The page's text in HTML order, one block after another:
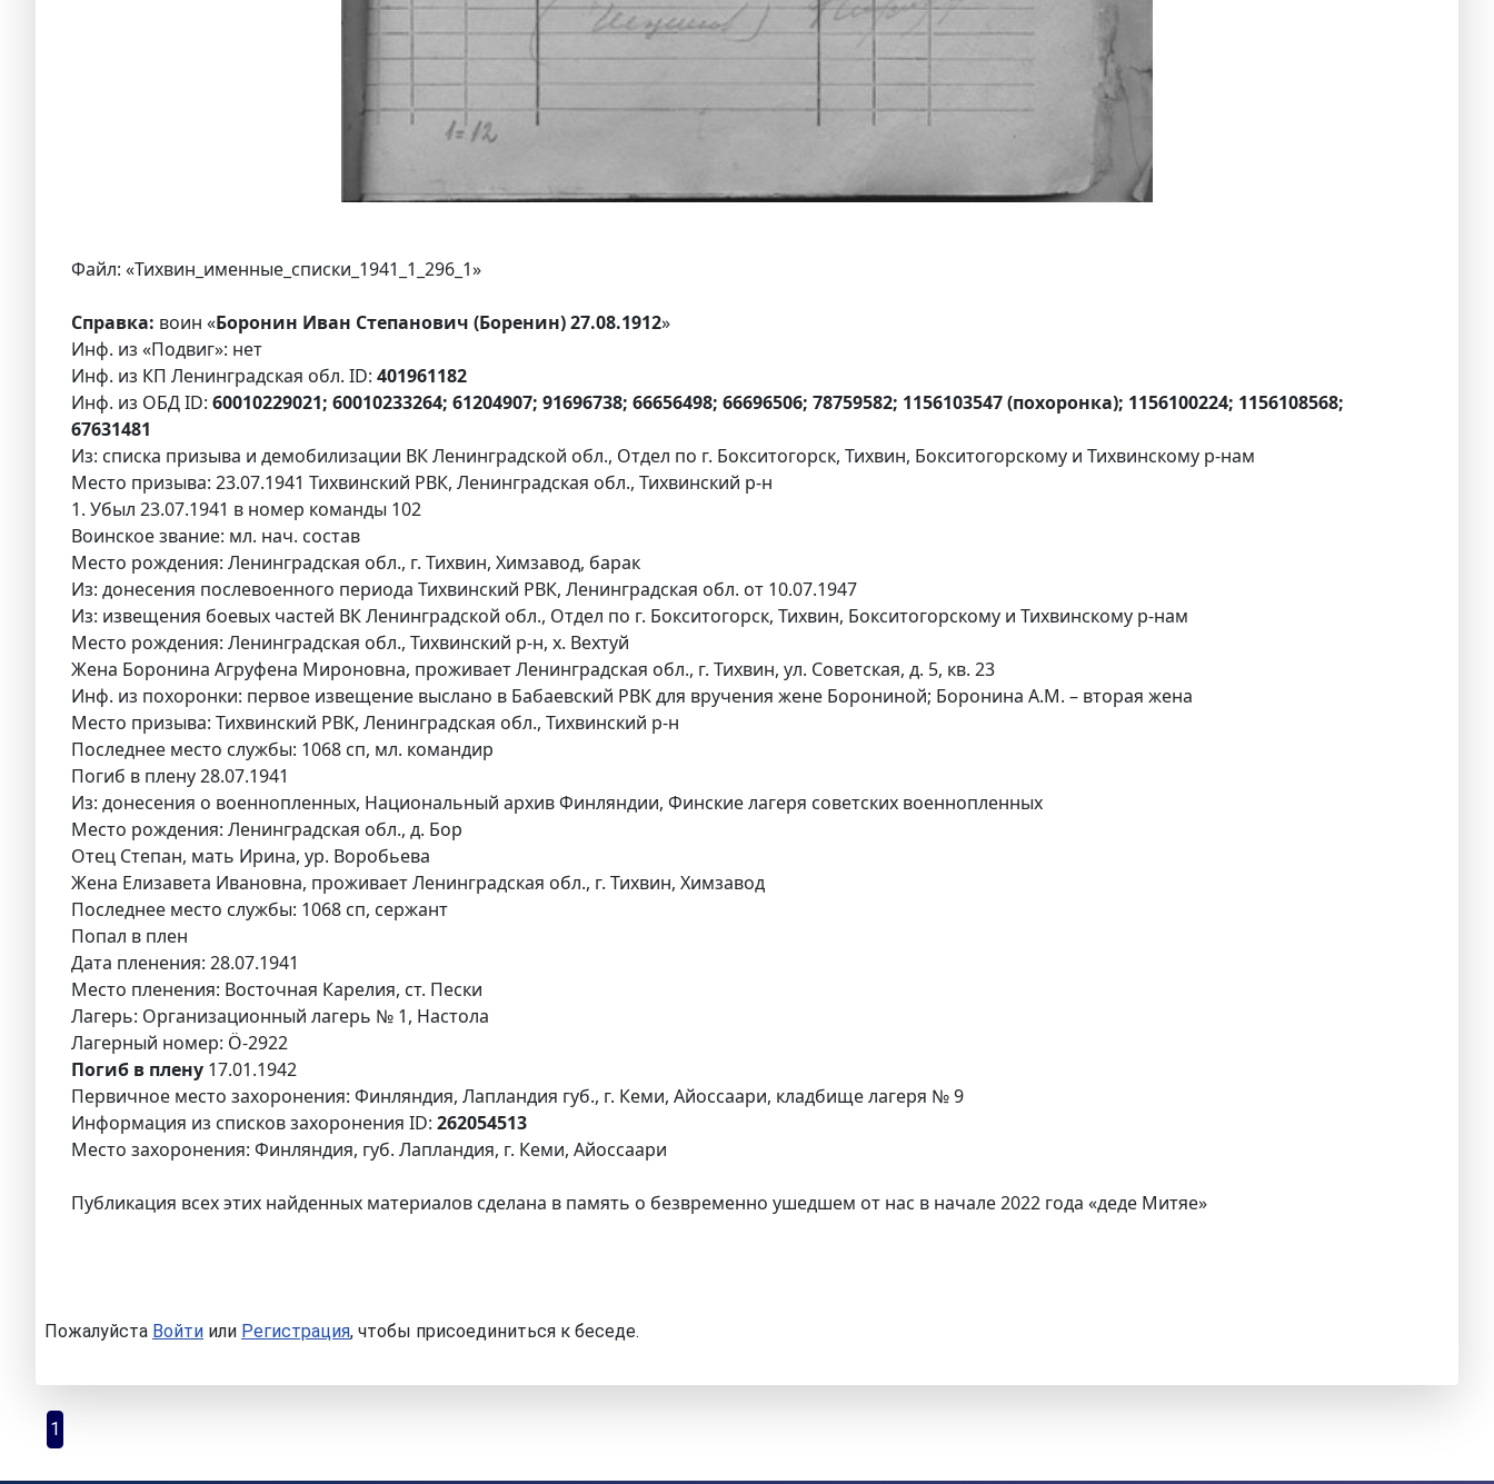
Файл: «Тихвин_именные_списки_1941_1_296_1»
Справка: воин «Боронин Иван Степанович (Боренин) 27.08.1912»
Инф. из «Подвиг»: нет
Инф. из КП Ленинградская обл. ID: 401961182
Инф. из ОБД ID: 60010229021; 60010233264; 61204907; 91696738; 66656498; 66696506; 78759582; 1156103547 (похоронка); 1156100224; 1156108568;
67631481
Из: списка призыва и демобилизации ВК Ленинградской обл., Отдел по г. Бокситогорск, Тихвин, Бокситогорскому и Тихвинскому р-нам
Место призыва: 23.07.1941 Тихвинский РВК, Ленинградская обл., Тихвинский р-н
1. Убыл 23.07.1941 в номер команды 102
Воинское звание: мл. нач. состав
Место рождения: Ленинградская обл., г. Тихвин, Химзавод, барак
Из: донесения послевоенного периода Тихвинский РВК, Ленинградская обл. от 10.07.1947
Из: извещения боевых частей ВК Ленинградской обл., Отдел по г. Бокситогорск, Тихвин, Бокситогорскому и Тихвинскому р-нам
Место рождения: Ленинградская обл., Тихвинский р-н, х. Вехтуй
Жена Боронина Агруфена Мироновна, проживает Ленинградская обл., г. Тихвин, ул. Советская, д. 5, кв. 23
Инф. из похоронки: первое извещение выслано в Бабаевский РВК для вручения жене Борониной; Боронина А.М. – вторая жена
Место призыва: Тихвинский РВК, Ленинградская обл., Тихвинский р-н
Последнее место службы: 1068 сп, мл. командир
Погиб в плену 28.07.1941
Из: донесения о военнопленных, Национальный архив Финляндии, Финские лагеря советских военнопленных
Место рождения: Ленинградская обл., д. Бор
Отец Степан, мать Ирина, ур. Воробьева
Жена Елизавета Ивановна, проживает Ленинградская обл., г. Тихвин, Химзавод
Последнее место службы: 1068 сп, сержант
Попал в плен
Дата пленения: 28.07.1941
Место пленения: Восточная Карелия, ст. Пески
Лагерь: Организационный лагерь № 1, Настола
Лагерный номер: Ö-2922
Погиб в плену 17.01.1942
Первичное место захоронения: Финляндия, Лапландия губ., г. Кеми, Айоссаари, кладбище лагеря № 9
Информация из списков захоронения ID: 262054513
Место захоронения: Финляндия, губ. Лапландия, г. Кеми, Айоссаари
Публикация всех этих найденных материалов сделана в память о безвременно ушедшем от нас в начале 2022 года «деде Митяе»
Пожалуйста Войти или Регистрация, чтобы присоединиться к беседе.
1